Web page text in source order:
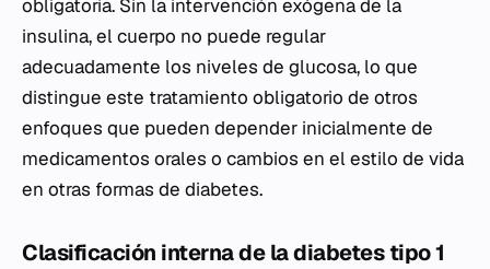
obligatoria. Sin la intervención exógena de la
insulina, el cuerpo no puede regular
adecuadamente los niveles de glucosa, lo que
distingue este tratamiento obligatorio de otros
enfoques que pueden depender inicialmente de
medicamentos orales o cambios en el estilo de vida
en otras formas de diabetes.
Clasificación interna de la diabetes tipo 1